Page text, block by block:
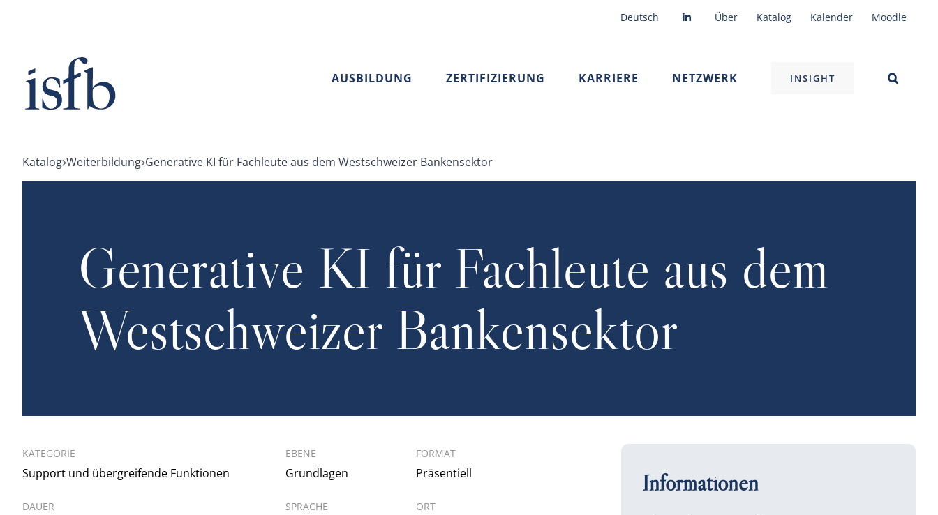
Deutsch Über Katalog Kalender Moodle
AUSBILDUNG ZERTIFIZIERUNG KARRIERE NETZWERK INSIGHT
Katalog Weiterbildung Generative KI für Fachleute aus dem Westschweizer Bankensektor
Generative KI für Fachleute aus dem
Westschweizer Bankensektor
KATEGORIE
Support und übergreifende Funktionen
EBENE
Grundlagen
FORMAT
Präsentiell
DAUER SPRACHE ORT
Informationen